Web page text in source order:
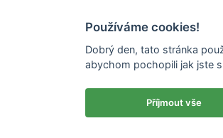
Používáme cookies!
Dobrý den, tato stránka
abychom pochopili jak jste
Příjmout vše